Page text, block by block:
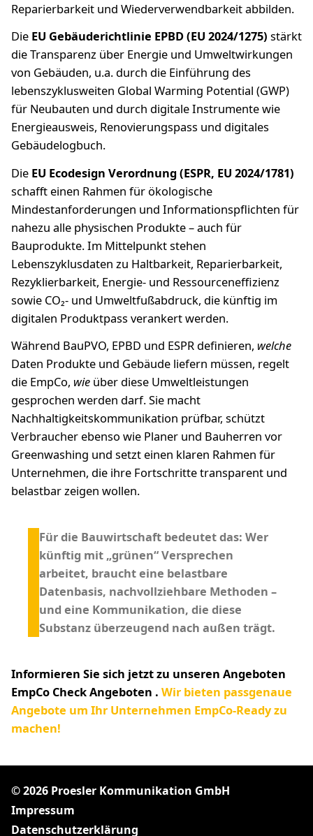
Reparierbarkeit und Wiederverwendbarkeit abbilden.
Die EU Gebäuderichtlinie EPBD (EU 2024/1275) stärkt
die Transparenz über Energie und Umweltwirkungen
von Gebäuden, u.a. durch die Einführung des
lebenszyklusweiten Global Warming Potential (GWP)
für Neubauten und durch digitale Instrumente wie
Energieausweis, Renovierungspass und digitales
Gebäudelogbuch.
Die EU Ecodesign Verordnung (ESPR, EU 2024/1781)
schafft einen Rahmen für ökologische
Mindestanforderungen und Informationspflichten für
nahezu alle physischen Produkte – auch für
Bauprodukte. Im Mittelpunkt stehen
Lebenszyklusdaten zu Haltbarkeit, Reparierbarkeit,
Rezyklierbarkeit, Energie- und Ressourceneffizienz
sowie CO₂- und Umweltfußabdruck, die künftig im
digitalen Produktpass verankert werden.
Während BauPVO, EPBD und ESPR definieren, welche
Daten Produkte und Gebäude liefern müssen, regelt
die EmpCo, wie über diese Umweltleistungen
gesprochen werden darf. Sie macht
Nachhaltigkeitskommunikation prüfbar, schützt
Verbraucher ebenso wie Planer und Bauherren vor
Greenwashing und setzt einen klaren Rahmen für
Unternehmen, die ihre Fortschritte transparent und
belastbar zeigen wollen.
Für die Bauwirtschaft bedeutet das: Wer
künftig mit „grünen“ Versprechen
arbeitet, braucht eine belastbare
Datenbasis, nachvollziehbare Methoden –
und eine Kommunikation, die diese
Substanz überzeugend nach außen trägt.
Informieren Sie sich jetzt zu unseren Angeboten
EmpCo Check Angeboten . Wir bieten passgenaue
Angebote um Ihr Unternehmen EmpCo-Ready zu
machen!
© 2026 Proesler Kommunikation GmbH
Impressum
Datenschutzerklärung